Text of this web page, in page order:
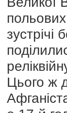
зустрічі
Цього ж